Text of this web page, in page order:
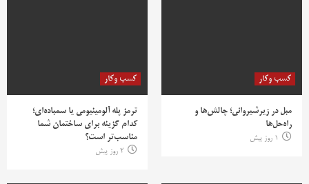
کسب وکار
مبل در زیرشیروانی؛ چالش‌ها و
راه‌حل‌ها
1 روز پیش
کسب وکار
ترمز پله آلومینیومی یا سمباده‌ای؛
کدام گزینه برای ساختمان شما
مناسب‌تر است؟
2 روز پیش